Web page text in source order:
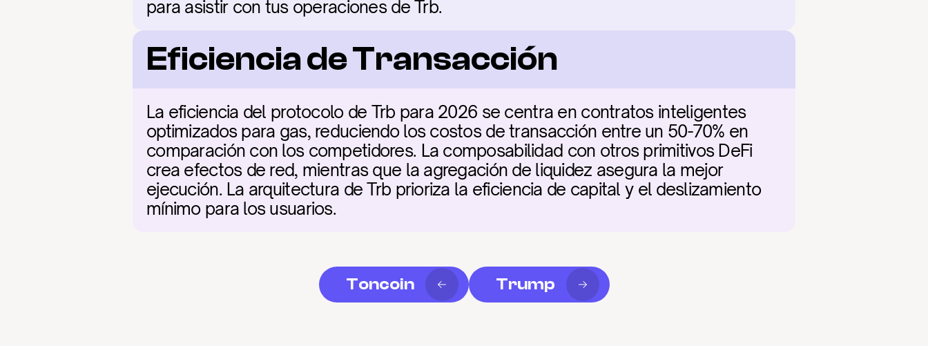
para asistir con tus operaciones de Trb.
Eficiencia de Transacción
La eficiencia del protocolo de Trb para 2026 se centra en contratos inteligentes
optimizados para gas, reduciendo los costos de transacción entre un 50-70% en
comparación con los competidores. La composabilidad con otros primitivos DeFi
crea efectos de red, mientras que la agregación de liquidez asegura la mejor
ejecución. La arquitectura de Trb prioriza la eficiencia de capital y el deslizamiento
mínimo para los usuarios.
Toncoin Trump